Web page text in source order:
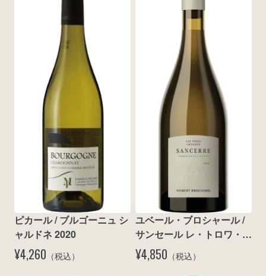
お問い合わせ
銘柄コード
ピカール / ブルゴーニュ シ
ャルドネ 2020
¥4,260 （税込）
ユベール・ブロシャール /
サンセール レ・トロワ・コ
トー テール・ド・カイヨッ
ト 2023
¥4,850 （税込）